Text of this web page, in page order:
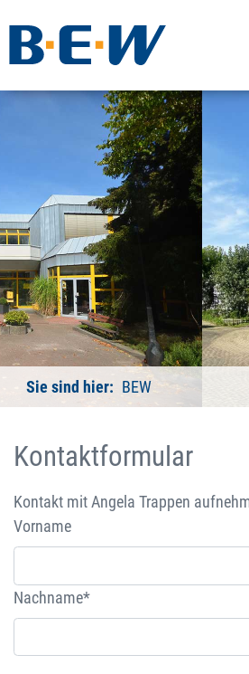
Sie sind hier: BEW
Kontaktformular
Kontakt mit Angela Trappen
Vorname
Nachname*